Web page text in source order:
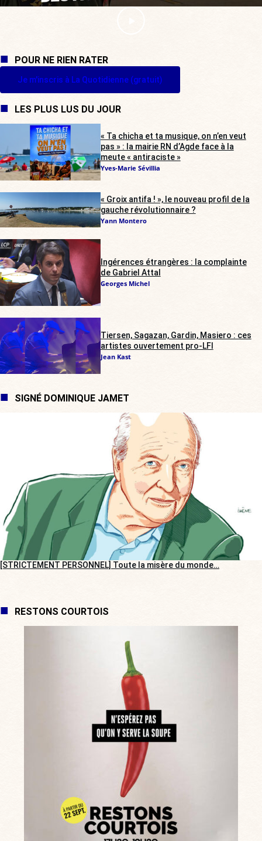
POUR NE RIEN RATER
Je m'inscris à La Quotidienne (gratuit)
LES PLUS LUS DU JOUR
« Ta chicha et ta musique, on n’en veut
pas » : la mairie RN d’Agde face à la
meute « antiraciste »
Yves-Marie Sévillia
« Groix antifa ! », le nouveau profil de la
gauche révolutionnaire ?
Yann Montero
Ingérences étrangères : la complainte
de Gabriel Attal
Georges Michel
Tiersen, Sagazan, Gardin, Masiero : ces
artistes ouvertement pro-LFI
Jean Kast
SIGNÉ DOMINIQUE JAMET
[STRICTEMENT PERSONNEL] Toute la misère du monde…
RESTONS COURTOIS